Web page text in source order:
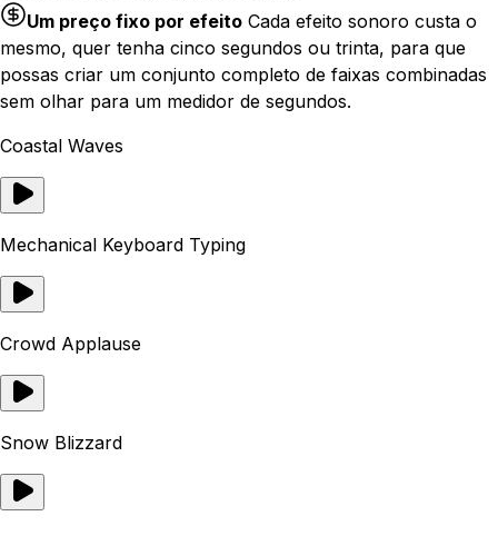
Um preço fixo por efeito Cada efeito sonoro custa o
mesmo, quer tenha cinco segundos ou trinta, para que
possas criar um conjunto completo de faixas combinadas
sem olhar para um medidor de segundos.
Coastal Waves
Mechanical Keyboard Typing
Crowd Applause
Snow Blizzard